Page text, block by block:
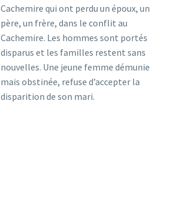
Cachemire qui ont perdu un époux, un
père, un frère, dans le conflit au
Cachemire. Les hommes sont portés
disparus et les familles restent sans
nouvelles. Une jeune femme démunie
mais obstinée, refuse d’accepter la
disparition de son mari.